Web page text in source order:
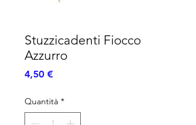
Stuzzicadenti Fiocco
Azzurro
4,50 €Prezzo
Quantità *